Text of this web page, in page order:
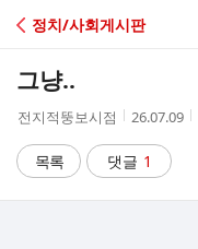
C
정치/사회게시판
그냥..
작
자
전지적뚱보시점
작
시
간
26.07.09
목록 댓글 1